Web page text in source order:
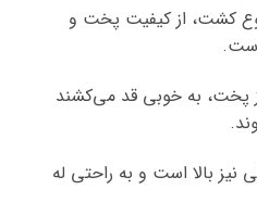
کشت، از کیفیت پخت و
پخت، به خوبی قد می‌کشند
نیز بالا است و به راحتی له